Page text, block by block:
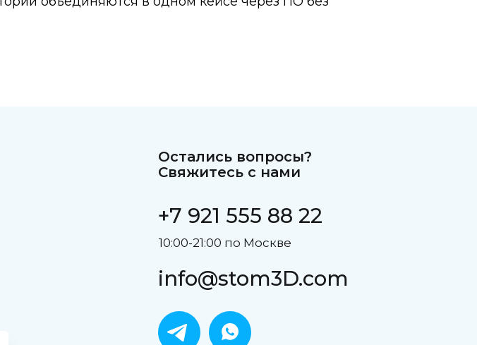
info@stom3D.com
10:00-21:00 по Москве
+7 921 555 88 22
Остались вопросы?
Свяжитесь с нами